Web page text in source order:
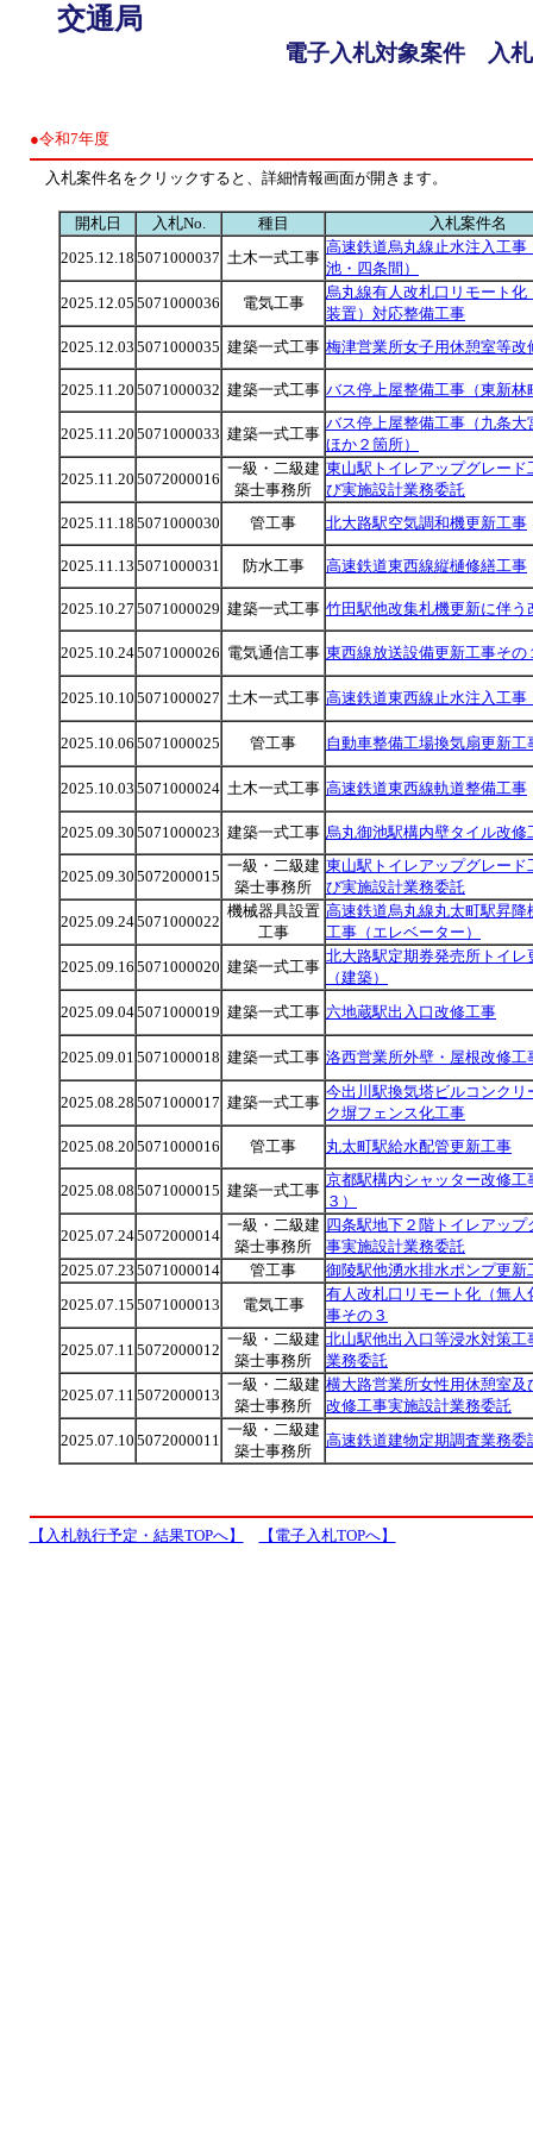
交通局
電子入札対象案件 入
●令和7年度
入札案件名をクリックすると、詳細情報画面が開きます。
開札日 入札No. 種目
入札案件名
2025.12.18 5071000037 土木一式工事
高速鉄道烏丸線止水注入工事
池・四条間）
2025.12.05 5071000036 電気工事
烏丸線有人改札口リモート化
装置）対応整備工事
2025.12.03 5071000035 建築一式工事 梅津営業所女子用休憩室等改
2025.11.20 5071000032 建築一式工事 バス停上屋整備工事（東新
2025.11.20 5071000033 建築一式工事
バス停上屋整備工事（九条大
ほか２箇所）
2025.11.20 5072000016
一級・二級建
築士事務所
東山駅トイレアップグレード
び実施設計業務委託
2025.11.18 5071000030 管工事 北大路駅空気調和機更新工事
2025.11.13 5071000031 防水工事 高速鉄道東西線縦樋修繕工事
2025.10.27 5071000029 建築一式工事 竹田駅他改集札機更新に伴う
2025.10.245071000026 電気通信工事 東西線放送設備更新工事その
2025.10.10 5071000027 土木一式工事 高速鉄道東西線止水注入工事
2025.10.06 5071000025 管工事 自動車整備工場換気扇更新工
2025.10.03 5071000024 土木一式工事 高速鉄道東西線軌道整備工事
2025.09.30 5071000023 建築一式工事 烏丸御池駅構内壁タイル改修
2025.09.30 5072000015
一級・二級建
築士事務所
東山駅トイレアップグレード
び実施設計業務委託
2025.09.245071000022
機械器具設置
工事
高速鉄道烏丸線丸太町駅昇降
工事（エレベーター）
2025.09.16 5071000020 建築一式工事
北大路駅定期券発売所トイレ
（建築）
2025.09.045071000019 建築一式工事 六地蔵駅出入口改修工事
2025.09.01 5071000018 建築一式工事 洛西営業所外壁・屋根改修工
2025.08.28 5071000017 建築一式工事
今出川駅換気塔ビルコンクリ
ク塀フェンス化工事
2025.08.20 5071000016 管工事 丸太町駅給水配管更新工事
2025.08.08 5071000015 建築一式工事
京都駅構内シャッター改修工
３）
2025.07.245072000014
一級・二級建
築士事務所
四条駅地下２階トイレアップ
事実施設計業務委託
2025.07.23 5071000014 管工事
御陵駅他湧水排水ポンプ更新
2025.07.15 5071000013 電気工事
有人改札口リモート化（無人
事その３
2025.07.11 5072000012
一級・二級建
築士事務所
北山駅他出入口等浸水対策工
業務委託
2025.07.11 5072000013
一級・二級建
築士事務所
横大路営業所女性用休憩室及
改修工事実施設計業務委託
2025.07.10 5072000011
一級・二級建
築士事務所
高速鉄道建物定期調査業務委
【入札執行予定・結果TOPへ】 【電子入札TOPへ】